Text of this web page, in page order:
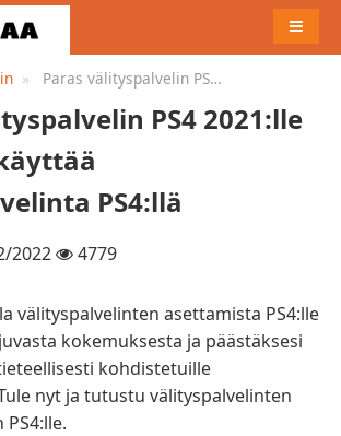
MENU
Paras välityspalvelin PS4
välityspalvelinta PS4:lläPS4 2021:lle
PS4:llä
2022 4779
välityspalvelinten asettamista PS4:lle
kokemuksesta ja päästäksesi
kohdistetuille
nyt ja tutustu välityspalvelinten